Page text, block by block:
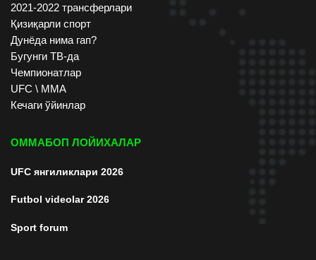
2021-2022 трансферлари
Қизиқарли спорт
Дунёда нима гап?
Бугунги ТВ-да
Чемпионатлар
UFC \ ММА
Кечаги ўйинлар
ОММАБОП ЛОЙИХАЛАР
UFC янгиликлари 2026
Futbol videolar 2026
Sport forum